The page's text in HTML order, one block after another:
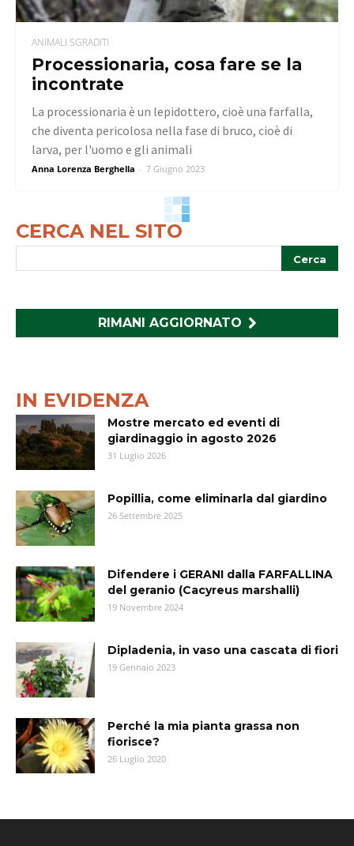
ANIMALI SGRADITI
Processionaria, cosa fare se la
incontrate
Anna Lorenza Berghella - 7 Giugno 2023
La processionaria è un lepidottero, cioè una farfalla,
che diventa pericolosa nella fase di bruco, cioè di
larva, per l'uomo e gli animali
CERCA NEL SITO
RIMANI AGGIORNATO
IN EVIDENZA
Mostre mercato ed eventi di
giardinaggio in agosto 2026
31 Luglio 2026
Popillia, come eliminarla dal giardino
26 Settembre 2025
Difendere i GERANI dalla FARFALLINA
del geranio (Cacyreus marshalli)
19 Novembre 2024
Dipladenia, in vaso una cascata di fiori
19 Gennaio 2023
Perché la mia pianta grassa non
fiorisce?
26 Luglio 2020